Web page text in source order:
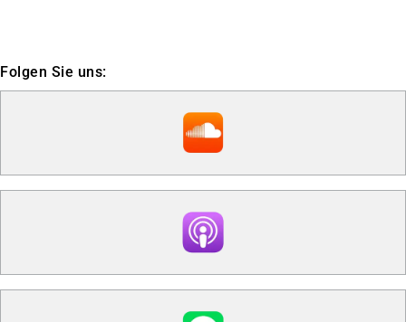
Folgen Sie uns: